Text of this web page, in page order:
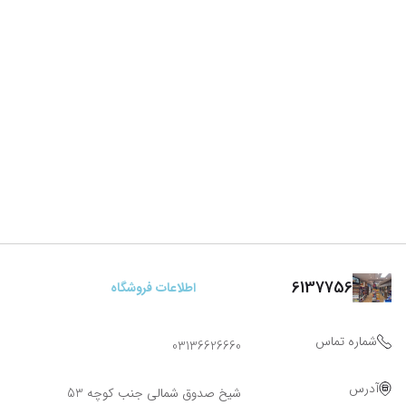
6137756 اطلاعات فروشگاه
شماره تماس 03136626660
آدرس شیخ صدوق شمالی جنب کوچه 53